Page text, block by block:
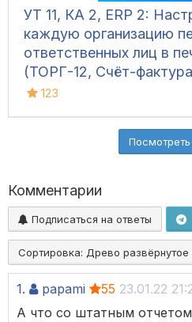
УТ 11, КА 2, ERP 2:
каждую организацию
ответственных лиц в
(ТОРГ-12, Счёт-
клиента, Акт сверки, М-
123
Комментарии
Подписаться на ответы
Сортировка: Древо развёрнутое
1. papami 55 23.01.22
А что со штатным отчетом